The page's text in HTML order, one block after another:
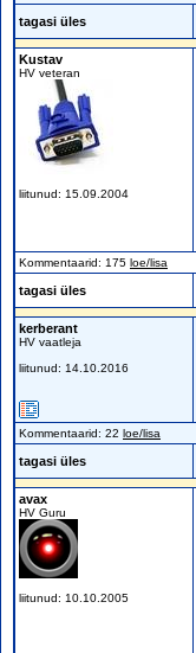
tagasi üles
Kustav
HV veteran
liitunud: 15.09.2004
Kommentaarid: 175 loe/lisa
tagasi üles
kerberant
HV vaatleja
liitunud: 14.10.2016
Kommentaarid: 22 loe/lisa
tagasi üles
avax
HV Guru
liitunud: 10.10.2005